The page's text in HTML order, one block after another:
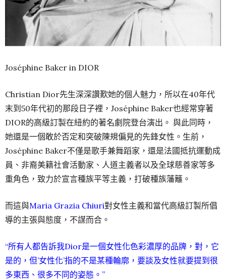
Joséphine Baker in DIOR
Christian Dior先生深深讚歎她的個人魅力，所以在40年代
末到50年代初的那段日子裡，Joséphine Baker也經常穿著
DIOR的高級訂製在紐約的著名劇院登台演出。 與此同時，
她還是一個敢於否定和突破陳規偏見的先鋒女性。生前，
Joséphine Baker不僅是歌手兼舞蹈家，還是法國抵抗運動成
員、非裔美籍社會活動家、人道主義者以及全球慈善家等多
重角色，致力於宣言種族平等主義，打破種族藩籬。
而這與Maria Grazia Chiuri對女性主義和當代高級訂製所倡
導的主張與態度，不謀而合。
“所有人都告訴我Dior是一個女性化色彩濃厚的品牌，對，它
是的，但’女性化’指的不是某種輪廓，要談及女性就要提到很
多東西、很多不同的姿態。”